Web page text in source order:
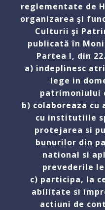
reglementate de
organizarea şi
Culturii şi
publicată în
Partea I, din
a) indeplinesc
lege in
patrimoniului
b) colaboreaza
cu institutiile
protejarea si
bunurilor din
national si
prevederile
c) participa, la
abilitate si
actiuni de